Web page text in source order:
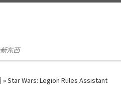
东西
»Star Wars: Legion Rules Assistant